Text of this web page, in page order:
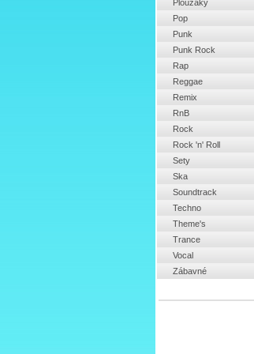
Ploužáky
Pop
Punk
Punk Rock
Rap
Reggae
Remix
RnB
Rock
Rock 'n' Roll
Sety
Ska
Soundtrack
Techno
Theme's
Trance
Vocal
Zábavné